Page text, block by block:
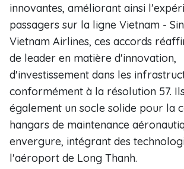
innovantes, améliorant ainsi
passagers sur la ligne Vietnam -
Vietnam Airlines, ces accords
de leader en matière d'innovation,
d'investissement dans les
conformément à la résolution 57.
également un socle solide pour la
hangars de maintenance
envergure, intégrant des
l'aéroport de Long Thanh.